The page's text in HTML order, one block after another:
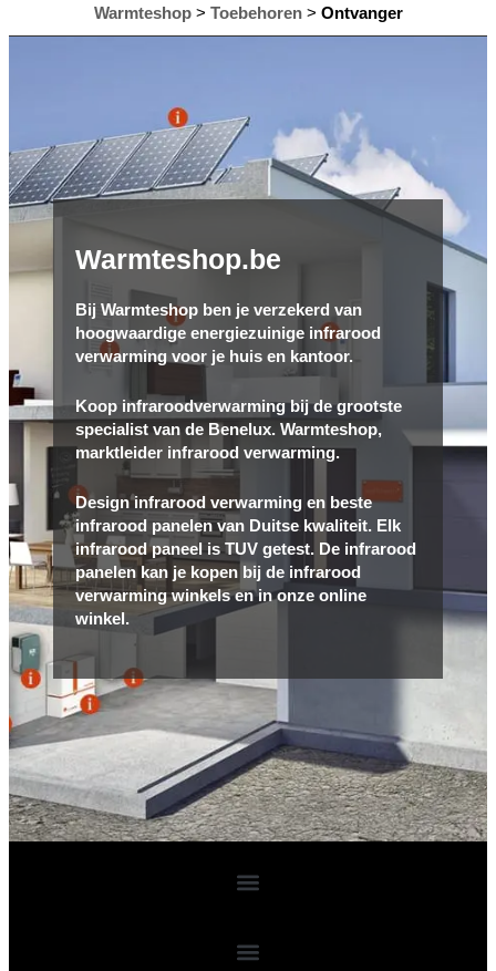
Warmteshop> Toebehoren> Ontvanger
Warmteshop.be
Bij Warmteshop ben je verzekerd van
hoogwaardige energiezuinige infrarood
verwarming voor je huis en kantoor.
Koop infraroodverwarming bij de grootste
specialist van de Benelux. Warmteshop,
marktleider infrarood verwarming.
Design infrarood verwarming en beste
infrarood panelen van Duitse kwaliteit. Elk
infrarood paneel is TUV getest. De infrarood
panelen kan je kopen bij de infrarood
verwarming winkels en in onze online
winkel.